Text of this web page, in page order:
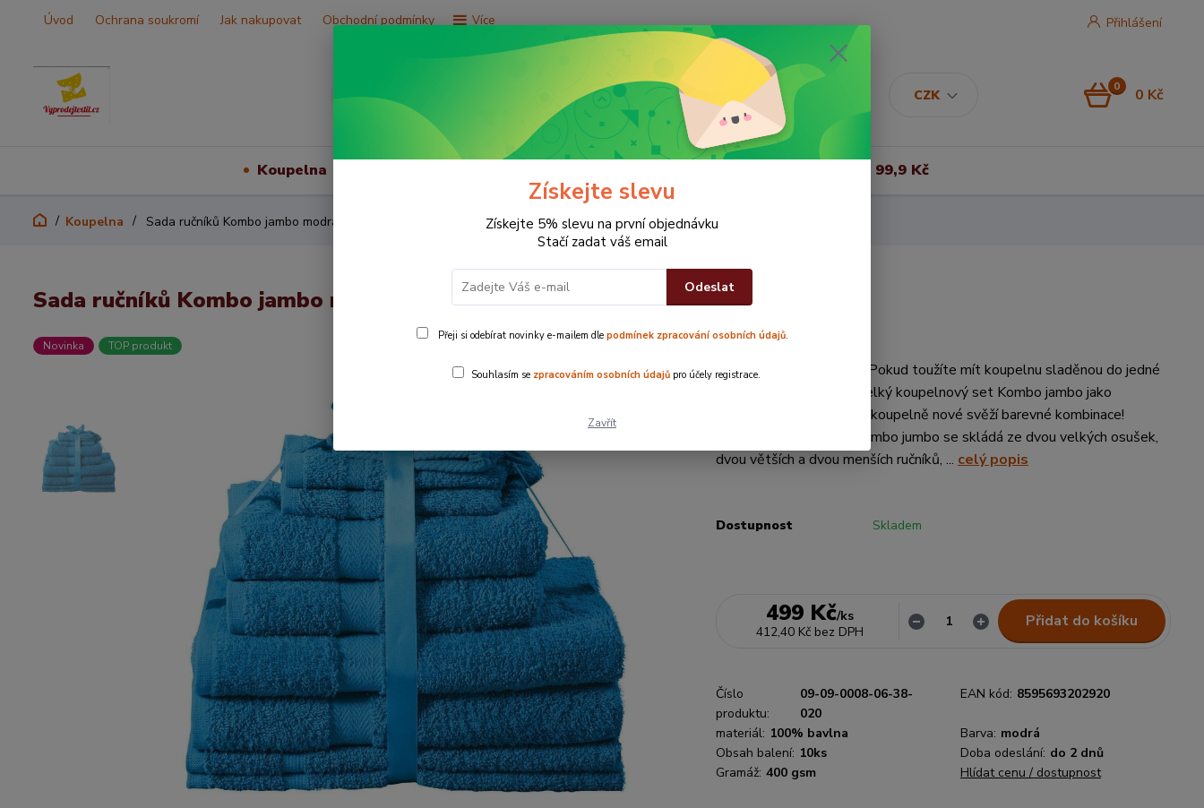
Úvod Ochrana soukromí Jak nakupovat Obchodní podmínky Více
CZK
Přihlášení
0 0 Kč
Koupelna Vše za 99,9 Kč
Koupelna Sada ručníků Kombo jambo modrá
Sada ručníků Kombo jambo modrá
Novinka TOP produkt
10dílný koupelnový set Pokud toužíte mít koupelnu sladěnou do jedné
barvy, je pro vás tento velký koupelnový set Kombo jambo jako
stvořený! Dopřejte svojí koupelně nové svěží barevné kombinace!
Materiál Sada ručníků Kombo jumbo se skládá ze dvou velkých osušek,
dvou větších a dvou menších ručníků, ... celý popis
Dostupnost Skladem
499 Kč/ks
412,40 Kč bez DPH
Přidat do košíku
Číslo
produktu:
09-09-0008-06-38-
020
EAN kód: 8595693202920
materiál: 100% bavlna Barva: modrá
Obsah balení: 10ks Doba odeslání: do 2 dnů
Gramáž: 400 gsm Hlídat cenu / dostupnost
Získejte slevu
Získejte 5% slevu na první objednávku
Stačí zadat váš email
Odeslat
Přeji si odebírat novinky e-mailem dle podmínek zpracování osobních údajů.
Souhlasím se zpracováním osobních údajů pro účely registrace.
Zavřít